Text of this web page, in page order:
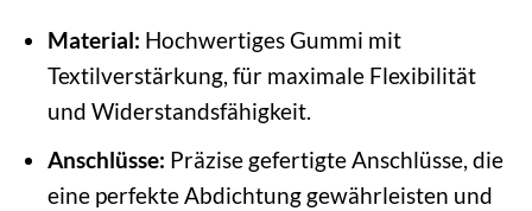
Material: Hochwertiges Gummi mit
Textilverstärkung, für maximale Flexibilität
und Widerstandsfähigkeit.
Anschlüsse: Präzise gefertigte Anschlüsse, die
eine perfekte Abdichtung gewährleisten und